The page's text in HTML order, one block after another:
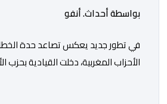
بواسطة أحداث. أنفو
في تطور جديد يعكس تصاعد حدة
الأحزاب المغربية، دخلت القيادية بحزب